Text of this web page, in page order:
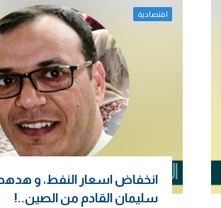
اقتصادية
انخفاض اسعار النفط، و
سليمان القادم من الصين..!